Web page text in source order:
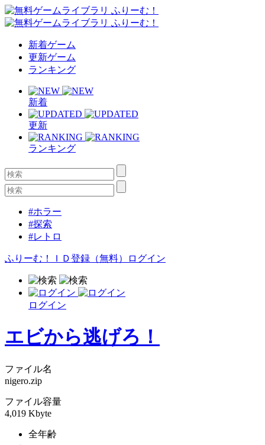
新着ゲーム
更新ゲーム
ランキング
新着
更新
ランキング
#ホラー
#探索
#レトロ
ふりーむ！ＩＤ登録（無料） ログイン
ログイン
エビから逃げろ！
ファイル名
nigero.zip
ファイル容量
4,019 Kbyte
全年齢